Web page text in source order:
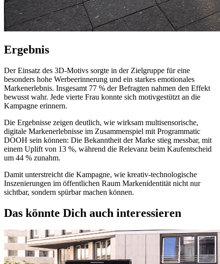
Ergebnis
Der Einsatz des 3D-Motivs sorgte in der Zielgruppe für eine
besonders hohe Werbeerinnerung und ein starkes emotionales
Markenerlebnis. Insgesamt 77 % der Befragten nahmen den Effekt
bewusst wahr. Jede vierte Frau konnte sich motivgestützt an die
Kampagne erinnern.
Die Ergebnisse zeigen deutlich, wie wirksam multisensorische,
digitale Markenerlebnisse im Zusammenspiel mit Programmatic
DOOH sein können: Die Bekanntheit der Marke stieg messbar, mit
einem Uplift von 13 %, während die Relevanz beim Kaufentscheid
um 44 % zunahm.
Damit unterstreicht die Kampagne, wie kreativ-technologische
Inszenierungen im öffentlichen Raum Markenidentität nicht nur
sichtbar, sondern spürbar machen können.
Das könnte Dich auch interessieren